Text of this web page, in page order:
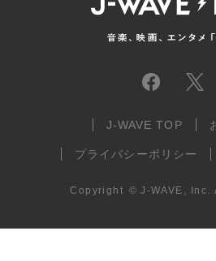
J-WAVE TOP
プライバシーポリシー
Copyright © J-WAVE, Inc.